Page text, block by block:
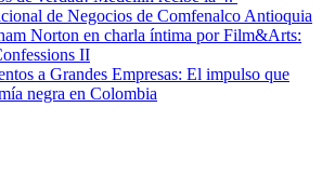
de Negocios de Comfenalco Antioquia
Norton en charla íntima por Film&Arts:
II
a Grandes Empresas: El impulso que
negra en Colombia